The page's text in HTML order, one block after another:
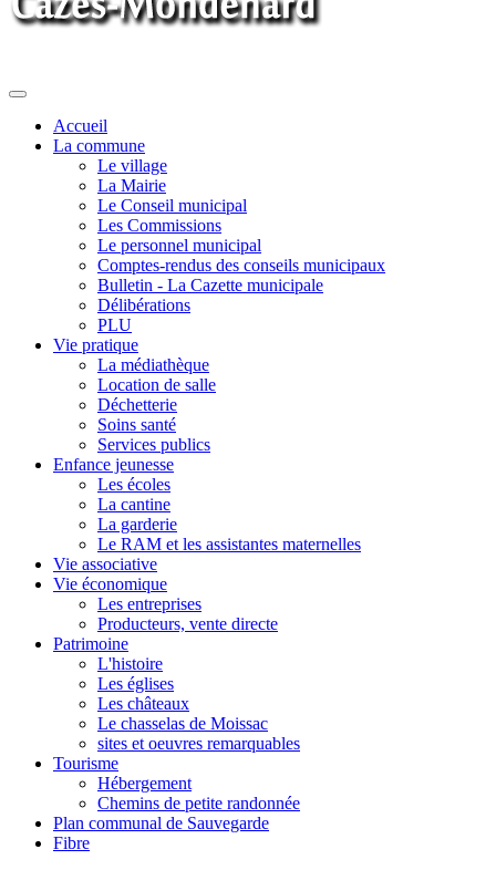
Toggle
navigationAccueil
La commune
Le village
La Mairie
Le Conseil municipal
Les Commissions
Le personnel municipal
Comptes-rendus des conseils municipaux
Bulletin - La Cazette municipale
Délibérations
PLU
Vie pratique
La médiathèque
Location de salle
Déchetterie
Soins santé
Services publics
Enfance jeunesse
Les écoles
La cantine
La garderie
Le RAM et les assistantes maternelles
Vie associative
Vie économique
Les entreprises
Producteurs, vente directe
Patrimoine
L'histoire
Les églises
Les châteaux
Le chasselas de Moissac
sites et oeuvres remarquables
Tourisme
Hébergement
Chemins de petite randonnée
Plan communal de Sauvegarde
Fibre